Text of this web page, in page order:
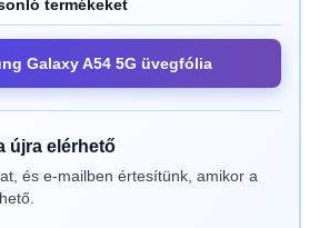
termékeket
Galaxy A54 5G üvegfólia
újra elérhető
és e-mailben értesítünk, amikor a